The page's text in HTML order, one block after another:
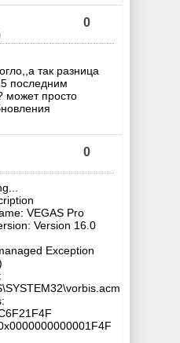
0
так разница
последним
может просто
0
VEGAS Pro
Version 16.0
Exception